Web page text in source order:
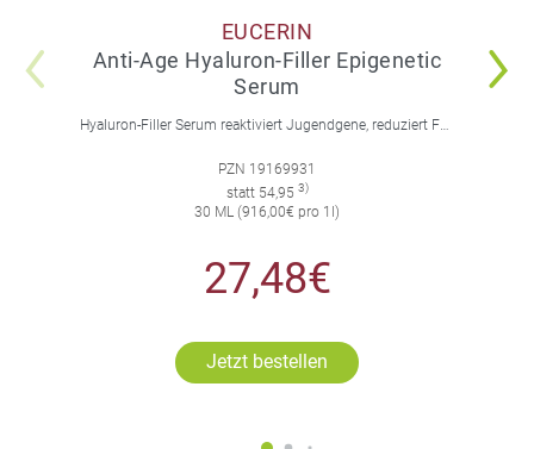
EUCERIN
Anti-Age Hyaluron-Filler Epigenetic
Serum
PZN 19169931
statt 54,95 3)
30 ML (916,00€ pro 1l)
27,48€
Jetzt bestellen